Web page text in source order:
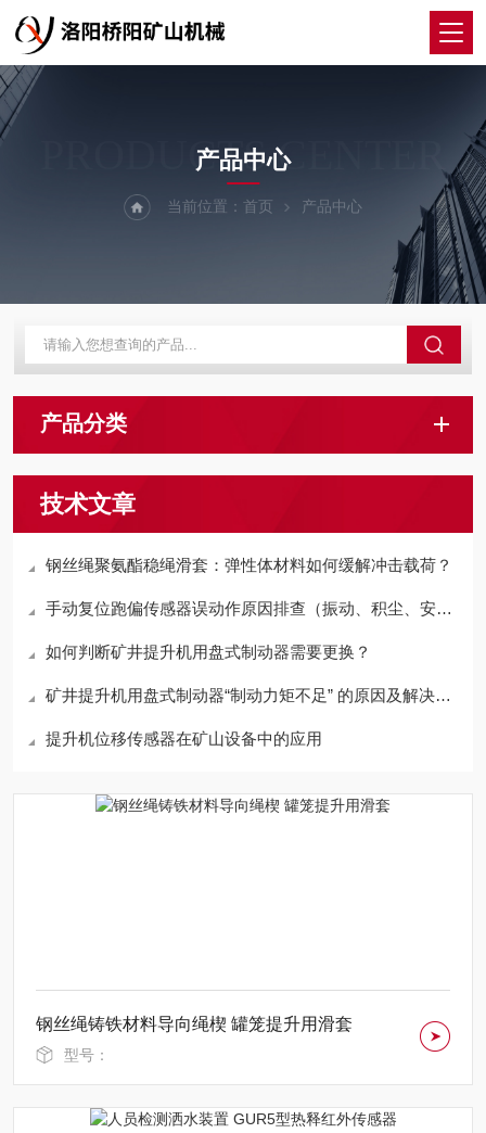
PRODUCTS CENTER
产品中心
当前位置： 首页 产品中心
产品分类
技术文章
钢丝绳聚氨酯稳绳滑套：弹性体材料如何缓解冲击载荷？
手动复位跑偏传感器误动作原因排查（振动、积尘、安装）
如何判断矿井提升机用盘式制动器需要更换？
矿井提升机用盘式制动器“制动力矩不足” 的原因及解决方案
提升机位移传感器在矿山设备中的应用
钢丝绳铸铁材料导向绳楔 罐笼提升用滑套
型号：